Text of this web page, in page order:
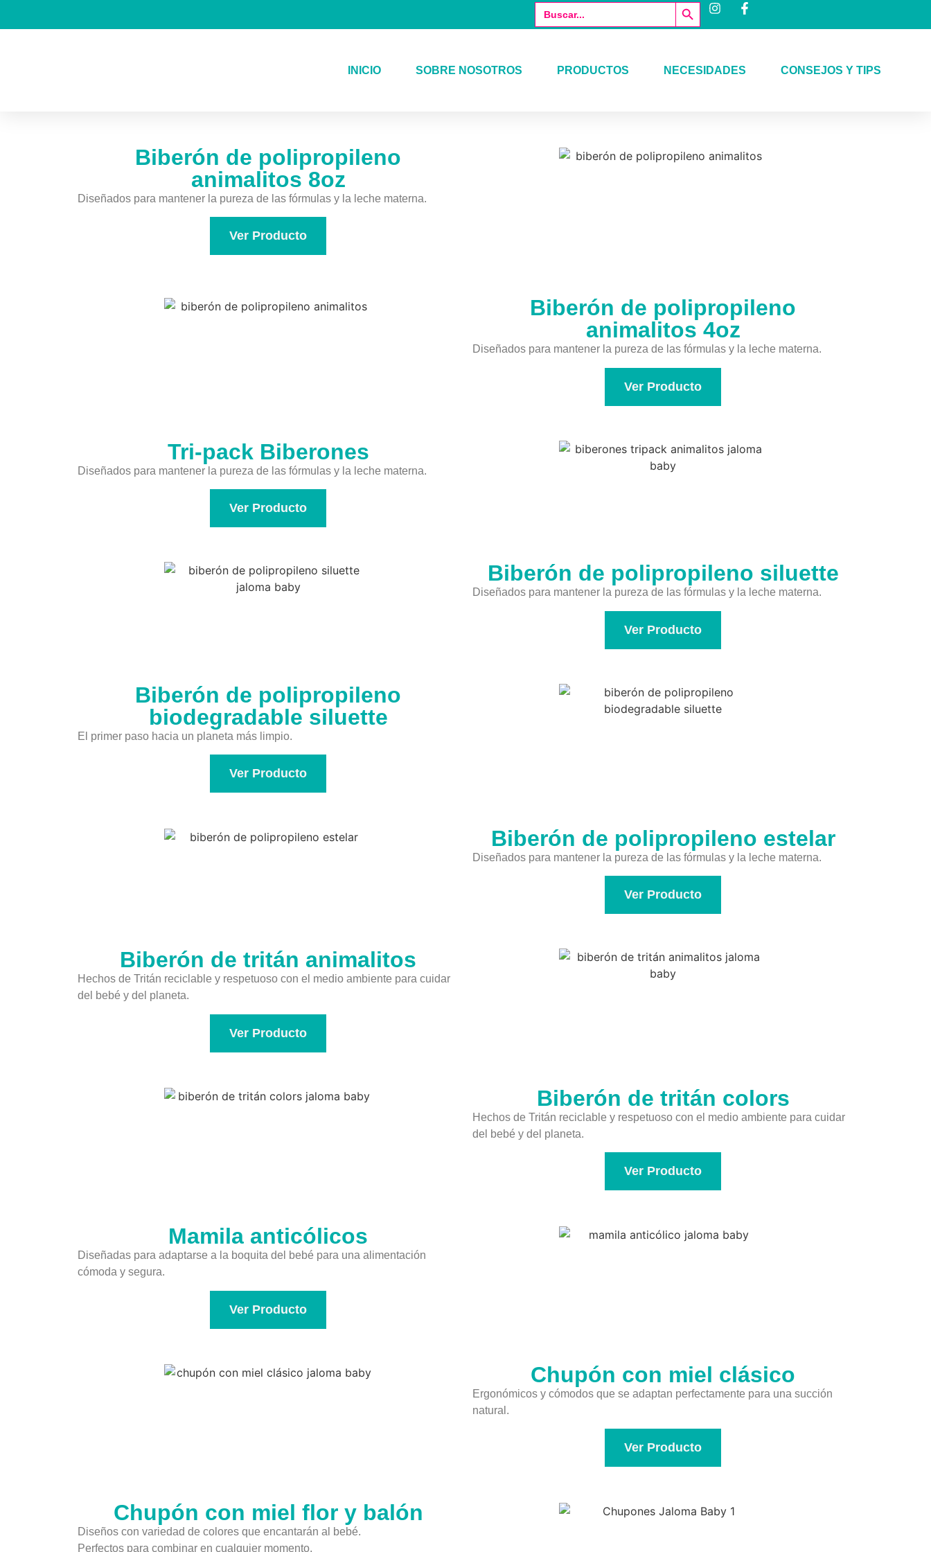
Buscar:
INICIO SOBRE NOSOTROS PRODUCTOS NECESIDADES CONSEJOS Y TIPS
Biberón de polipropileno
animalitos 8oz
Diseñados para mantener la pureza de las fórmulas y la leche materna.
Ver Producto
Biberón de polipropileno
animalitos 4oz
Diseñados para mantener la pureza de las fórmulas y la leche materna.
Ver Producto
Tri-pack Biberones
Diseñados para mantener la pureza de las fórmulas y la leche materna.
Ver Producto
Biberón de polipropileno siluette
Diseñados para mantener la pureza de las fórmulas y la leche materna.
Ver Producto
Biberón de polipropileno
biodegradable siluette
El primer paso hacia un planeta más limpio.
Ver Producto
Biberón de polipropileno estelar
Diseñados para mantener la pureza de las fórmulas y la leche materna.
Ver Producto
Biberón de tritán animalitos
Hechos de Tritán reciclable y respetuoso con el medio ambiente para cuidar
del bebé y del planeta.
Ver Producto
Biberón de tritán colors
Hechos de Tritán reciclable y respetuoso con el medio ambiente para cuidar
del bebé y del planeta.
Ver Producto
Mamila anticólicos
Diseñadas para adaptarse a la boquita del bebé para una alimentación
cómoda y segura.
Ver Producto
Chupón con miel clásico
Ergonómicos y cómodos que se adaptan perfectamente para una succión
natural.
Ver Producto
Chupón con miel flor y balón
Diseños con variedad de colores que encantarán al bebé.
Perfectos para combinar en cualquier momento.